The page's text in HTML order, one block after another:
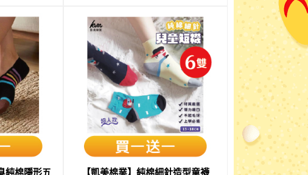
純棉隱形五
【凱美棉業】純棉細針造型童襪